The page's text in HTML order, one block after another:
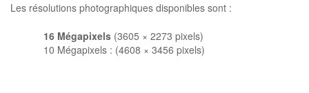
Les résolutions photographiques disponibles sont :
16 Mégapixels (3605 × 2273 pixels)
10 Mégapixels : (4608 × 3456 pixels)